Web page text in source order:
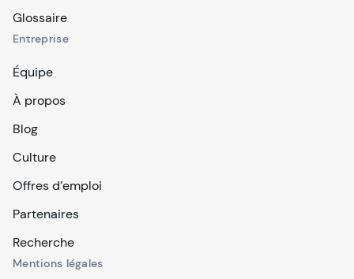
Glossaire
Entreprise
Équipe
À propos
Blog
Culture
Offres d’emploi
Partenaires
Recherche
Mentions légales